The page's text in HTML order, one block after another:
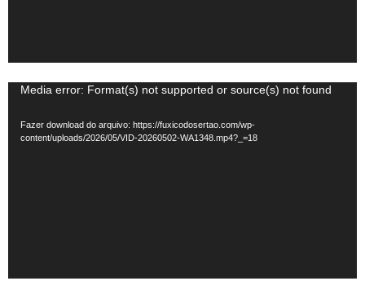
Tocador
vídeo
Media error: Format(s) not supported or source(s) not found
Fazer download do arquivo: https://fuxicodosertao.com/wp-
content/uploads/2026/05/VID-20260502-WA1348.mp4?_=18